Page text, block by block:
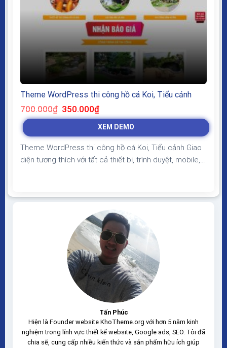
Theme WordPress thi công hồ cá Koi, Tiểu cảnh
700.000₫ Giá
gốc
là:
350.000₫Giá
tại
là:
XEM DEMO
Theme WordPress thi công hồ cá Koi, Tiểu cảnh Giao
diện tương thích với tất cả thiết bị, trình duyệt, mobile,
load nhanh nhẹ tối ưu với các công cụ tìm kiếm Theme
Tấn Phúc
Hiện là Founder website KhoTheme.org với hơn 5 năm kinh
nghiệm trong lĩnh vực thiết kế website, Google ads, SEO. Tôi đã
chia sẽ, cung cấp nhiều kiến thức và sản phẩm hữu ích giúp